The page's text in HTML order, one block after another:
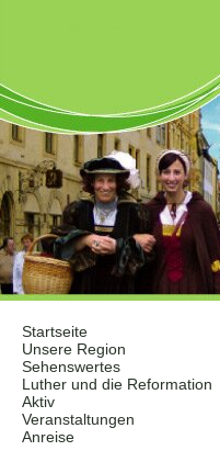
Startseite
Unsere Region
Sehenswertes
Luther und die Reformation
Aktiv
Veranstaltungen
Anreise